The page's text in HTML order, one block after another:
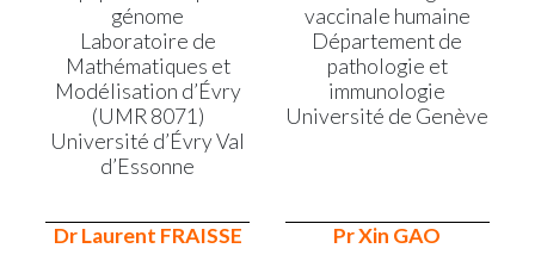
génome
Laboratoire de
Mathématiques et
Modélisation d’Évry
(UMR 8071)
Université d’Évry Val
d’Essonne
vaccinale humaine
Département de
pathologie et
immunologie
Université de Genève
Dr Laurent FRAISSE
Pr Xin GAO